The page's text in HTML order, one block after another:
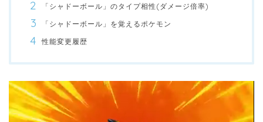
「シャドーボール」のタイプ相性(ダメージ倍率)
「シャドーボール」を覚えるポケモン
性能変更履歴